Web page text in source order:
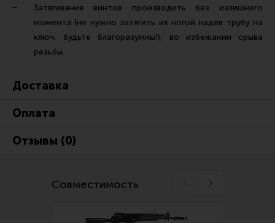
Затягивания винтов производить без излишнего
момента (не нужно затягить их ногой надев трубу на
ключ, будьте благоразумны!), во избежании срыва
резьбы.
Доставка
Оплата
Отзывы (0)
Совместимость